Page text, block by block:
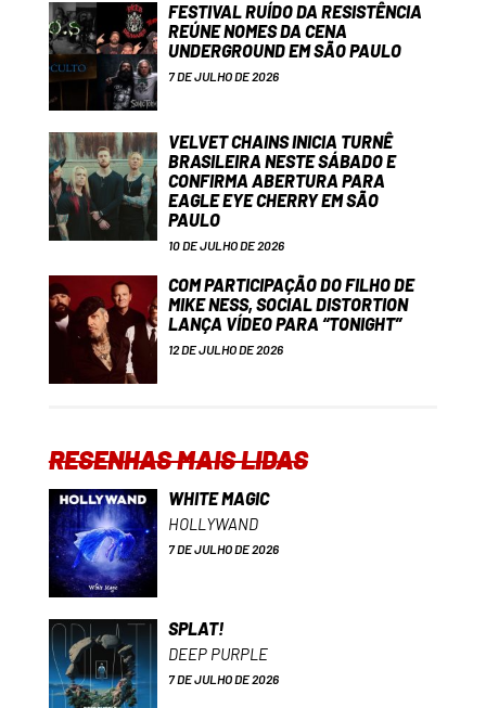
FESTIVAL RUÍDO DA RESISTÊNCIA
REÚNE NOMES DA CENA
UNDERGROUND EM SÃO PAULO
7 DE JULHO DE 2026
VELVET CHAINS INICIA TURNÊ
BRASILEIRA NESTE SÁBADO E
CONFIRMA ABERTURA PARA
EAGLE EYE CHERRY EM SÃO
PAULO
10 DE JULHO DE 2026
COM PARTICIPAÇÃO DO FILHO DE
MIKE NESS, SOCIAL DISTORTION
LANÇA VÍDEO PARA “TONIGHT”
12 DE JULHO DE 2026
RESENHAS MAIS LIDAS
WHITE MAGIC
HOLLYWAND
7 DE JULHO DE 2026
SPLAT!
DEEP PURPLE
7 DE JULHO DE 2026